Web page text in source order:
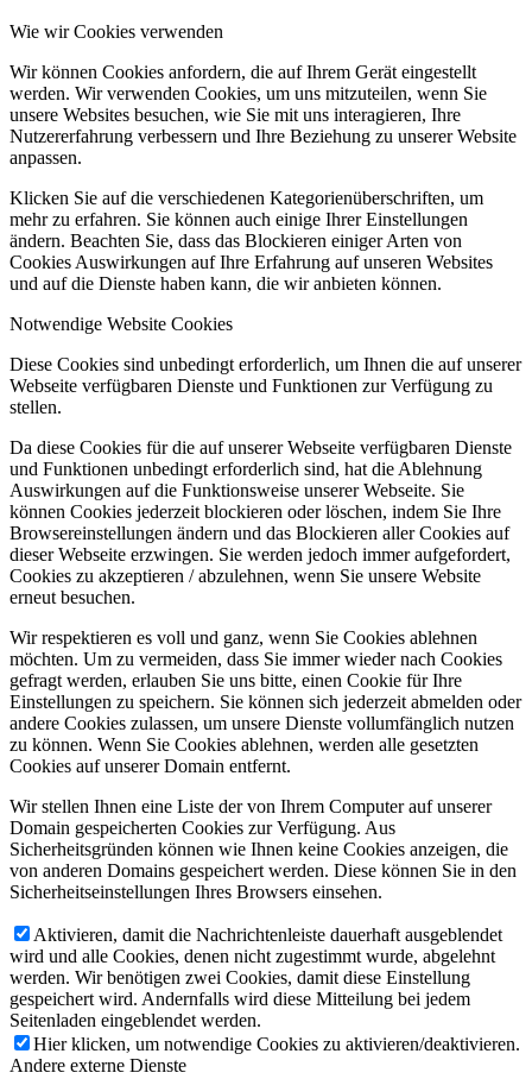
Wie wir Cookies verwenden
Wir können Cookies anfordern, die auf Ihrem Gerät eingestellt
werden. Wir verwenden Cookies, um uns mitzuteilen, wenn Sie
unsere Websites besuchen, wie Sie mit uns interagieren, Ihre
Nutzererfahrung verbessern und Ihre Beziehung zu unserer Website
anpassen.
Klicken Sie auf die verschiedenen Kategorienüberschriften, um
mehr zu erfahren. Sie können auch einige Ihrer Einstellungen
ändern. Beachten Sie, dass das Blockieren einiger Arten von
Cookies Auswirkungen auf Ihre Erfahrung auf unseren Websites
und auf die Dienste haben kann, die wir anbieten können.
Notwendige Website Cookies
Diese Cookies sind unbedingt erforderlich, um Ihnen die auf unserer
Webseite verfügbaren Dienste und Funktionen zur Verfügung zu
stellen.
Da diese Cookies für die auf unserer Webseite verfügbaren Dienste
und Funktionen unbedingt erforderlich sind, hat die Ablehnung
Auswirkungen auf die Funktionsweise unserer Webseite. Sie
können Cookies jederzeit blockieren oder löschen, indem Sie Ihre
Browsereinstellungen ändern und das Blockieren aller Cookies auf
dieser Webseite erzwingen. Sie werden jedoch immer aufgefordert,
Cookies zu akzeptieren / abzulehnen, wenn Sie unsere Website
erneut besuchen.
Wir respektieren es voll und ganz, wenn Sie Cookies ablehnen
möchten. Um zu vermeiden, dass Sie immer wieder nach Cookies
gefragt werden, erlauben Sie uns bitte, einen Cookie für Ihre
Einstellungen zu speichern. Sie können sich jederzeit abmelden oder
andere Cookies zulassen, um unsere Dienste vollumfänglich nutzen
zu können. Wenn Sie Cookies ablehnen, werden alle gesetzten
Cookies auf unserer Domain entfernt.
Wir stellen Ihnen eine Liste der von Ihrem Computer auf unserer
Domain gespeicherten Cookies zur Verfügung. Aus
Sicherheitsgründen können wie Ihnen keine Cookies anzeigen, die
von anderen Domains gespeichert werden. Diese können Sie in den
Sicherheitseinstellungen Ihres Browsers einsehen.
Aktivieren, damit die Nachrichtenleiste dauerhaft ausgeblendet
wird und alle Cookies, denen nicht zugestimmt wurde, abgelehnt
werden. Wir benötigen zwei Cookies, damit diese Einstellung
gespeichert wird. Andernfalls wird diese Mitteilung bei jedem
Seitenladen eingeblendet werden.
Hier klicken, um notwendige Cookies zu aktivieren/deaktivieren.
Andere externe Dienste